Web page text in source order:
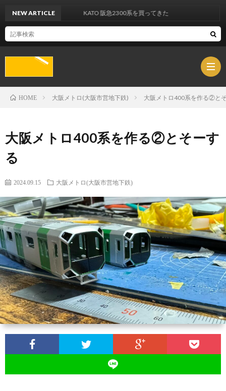
VIEW
NEW ARTICLE KATO 阪急2300系を買ってきた
HOME 大阪メトロ(大阪市営地下鉄) 大阪メトロ400系を作る②と
大阪メトロ400系を作る②とそーす
る
2024.09.15 大阪メトロ(大阪市営地下鉄)